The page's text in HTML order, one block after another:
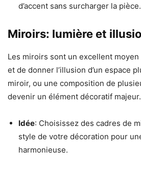
d’accent sans surcharger la pièce.
Miroirs: lumière et
Les miroirs sont un excellent moyen
et de donner l’illusion d’un espace
miroir, ou une composition de
devenir un élément décoratif majeur.
Idée: Choisissez des cadres de
style de votre décoration pour
harmonieuse.